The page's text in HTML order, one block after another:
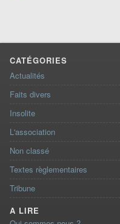
CATÉGORIES
Actualités
Faits divers
Insolite
L'association
Non classé
Textes règlementaires
Tribune
A LIRE